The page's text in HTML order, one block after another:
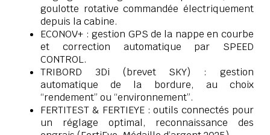
goulotte rotative commandée électriquement
depuis la cabine.
ECONOV+ : gestion GPS de la nappe en courbe
et correction automatique par SPEED
CONTROL.
TRIBORD 3Di (brevet SKY) : gestion
automatique de la bordure, au choix
“rendement” ou “environnement”.
FERTITEST & FERTIEYE : outils connectés pour
un réglage optimal, reconnaissance des